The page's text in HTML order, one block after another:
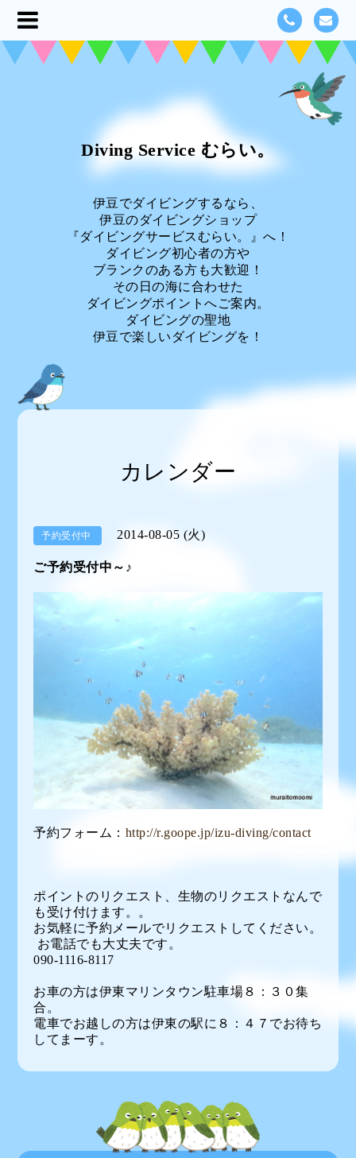
Diving Service むらい。
伊豆でダイビングするなら、
伊豆のダイビングショップ
『ダイビングサービスむらい。』へ！
ダイビング初心者の方や
ブランクのある方も大歓迎！
その日の海に合わせた
ダイビングポイントへご案内。
ダイビングの聖地
伊豆で楽しいダイビングを！
カレンダー
予約受付中 2014-08-05 (火)
ご予約受付中～♪
予約フォーム： http://r.goope.jp/izu-diving/contact
ポイントのリクエスト、生物のリクエストなんで
も受け付けます。。
お気軽に予約メールでリクエストしてください。
お電話でも大丈夫です。
090-1116-8117
お車の方は伊東マリンタウン駐車場８：３０集
合。
電車でお越しの方は伊東の駅に８：４７でお待ち
してまーす。